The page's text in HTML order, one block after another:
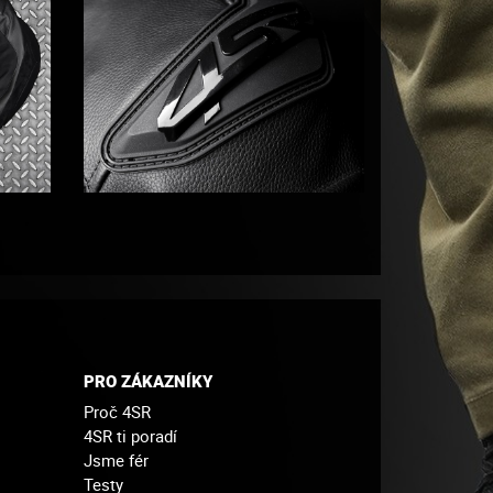
PRO ZÁKAZNÍKY
Proč 4SR
4SR ti poradí
Jsme fér
Testy